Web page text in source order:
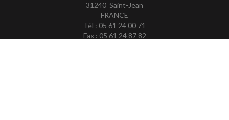
31240 Saint-Jean
FRANCE
Tél : 05 61 24 00 71
Fax : 05 61 24 87 82